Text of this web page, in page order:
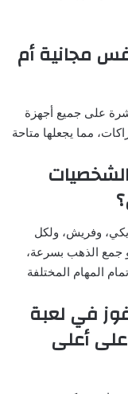
مجانية أم
على جميع أجهزة
مما يجعلها متاحة
وفريش، ولكل
جمع الذهب بسرعة،
المهام المختلفة
في لعبة
أعلى